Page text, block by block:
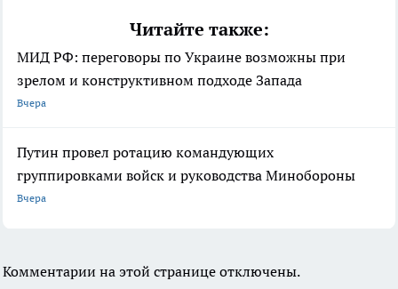
Читайте также:
МИД РФ: переговоры по Украине возможны при
зрелом и конструктивном подходе Запада
Вчера
Путин провел ротацию командующих
группировками войск и руководства Минобороны
Вчера
Комментарии на этой странице отключены.